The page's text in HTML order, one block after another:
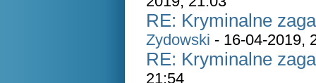
RE: Kryminalne
Zydowski - 16-04-2019,
RE: Kryminalne
21:54